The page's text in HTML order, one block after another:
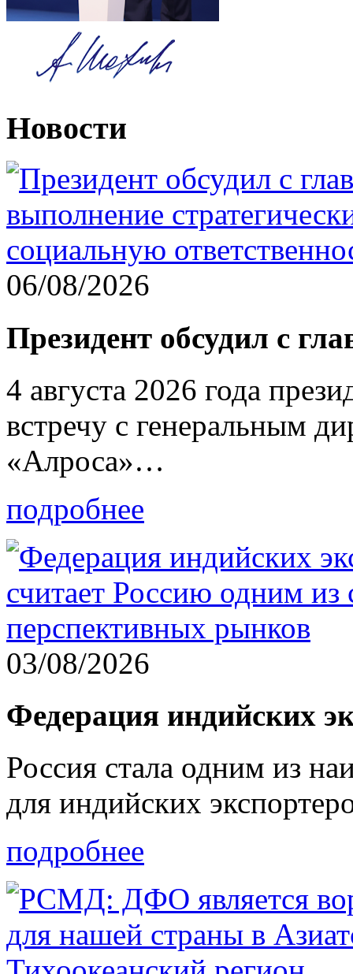
Новости
06/08/2026
Президент обсудил с
4 августа 2026 года
встречу с генеральным
«Алроса»…
подробнее
03/08/2026
Федерация индийских
Россия стала одним из
для индийских
подробнее